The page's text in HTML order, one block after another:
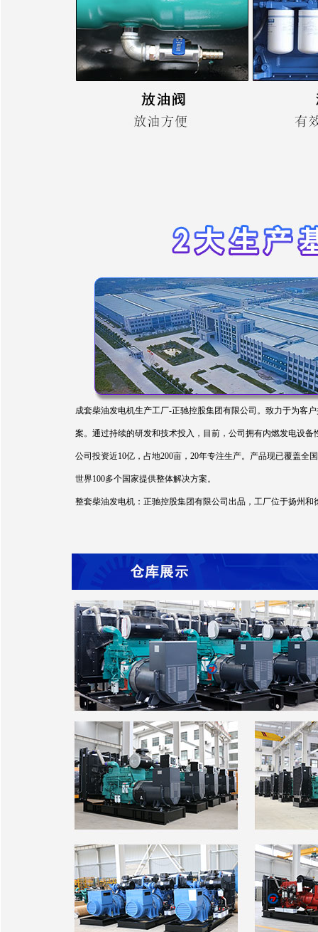
成套柴油发电机生产工厂-正驰控股集团有限公司。致力于为客
案。通过持续的研发和技术投入，目前，公司拥有内燃发电设
公司投资近10亿，占地200亩，20年专注生产。产品现已覆盖
世界100多个国家提供整体解决方案。
整套柴油发电机：正驰控股集团有限公司出品，工厂位于扬州和